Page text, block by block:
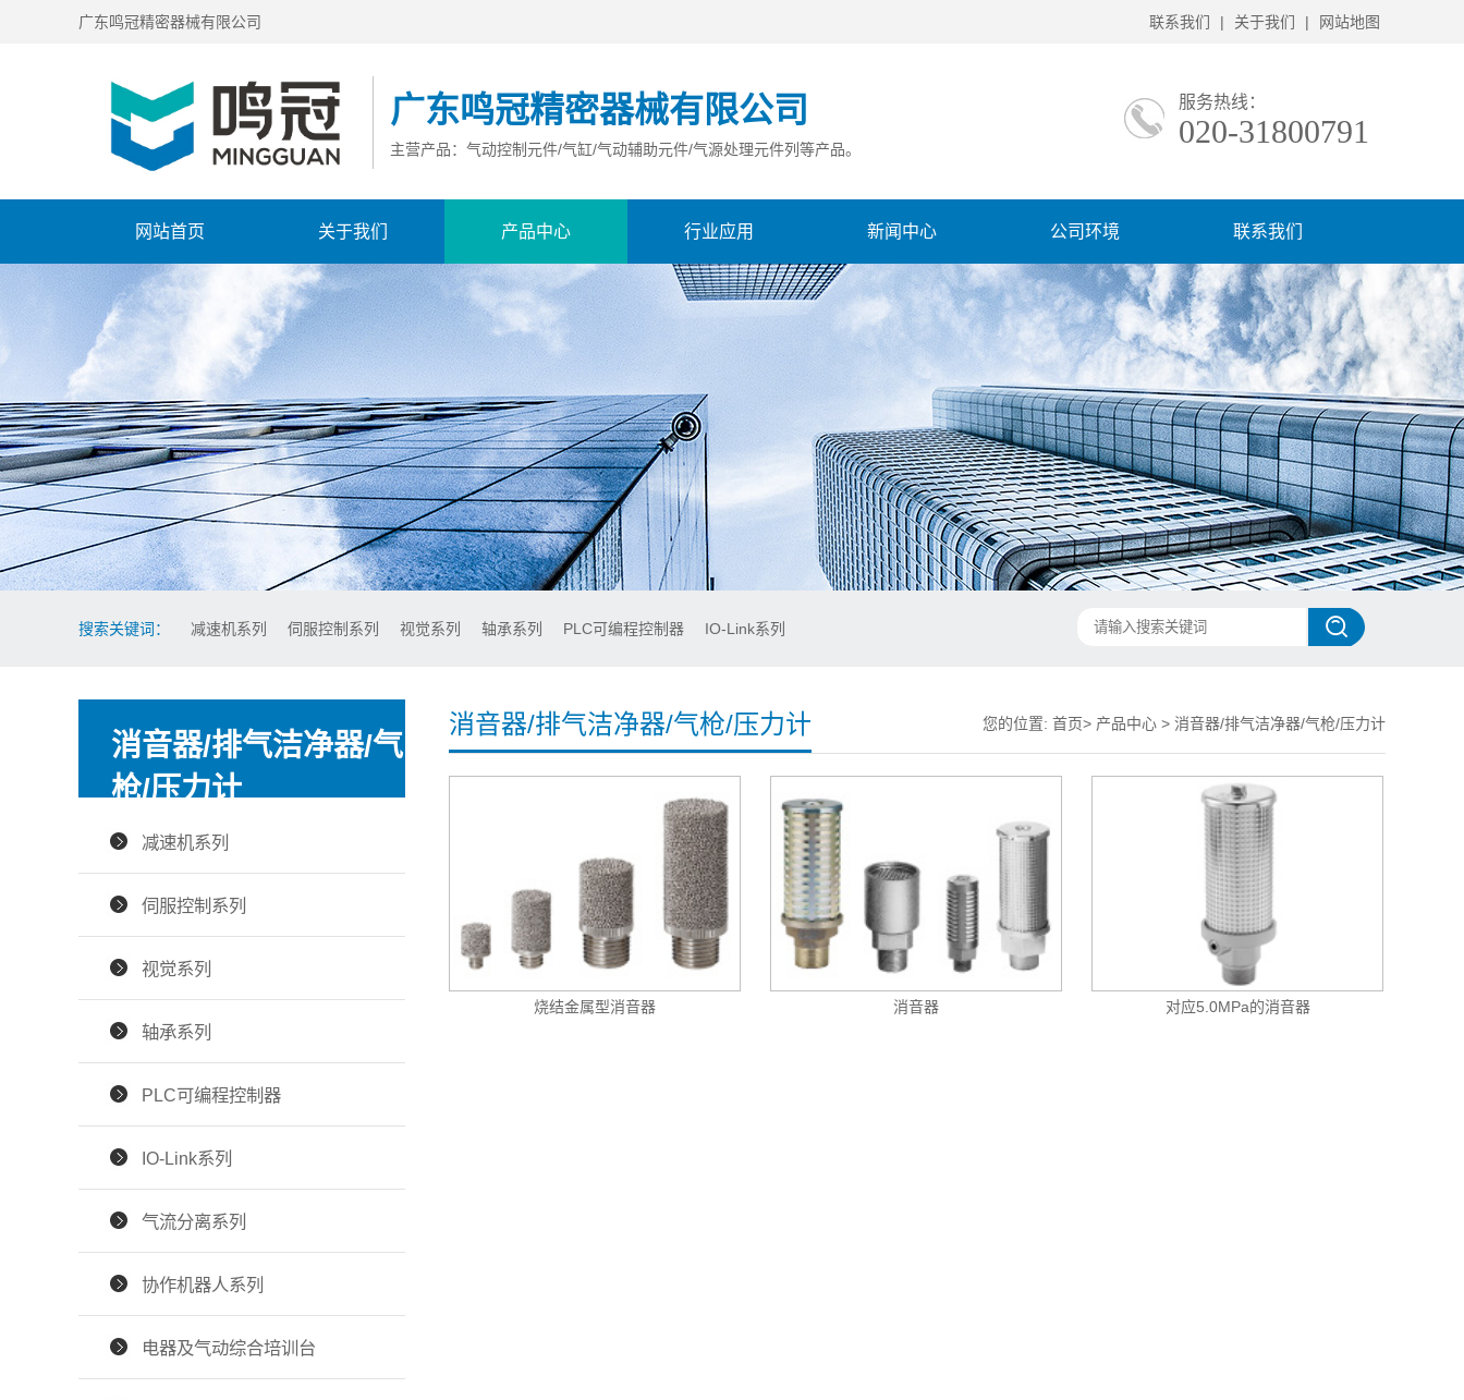
广东鸣冠精密器械有限公司 联系我们 | 关于我们 | 网站地图
广东鸣冠精密器械有限公司
主营产品：气动控制元件/气缸/气动辅助元件/气源处理元件列等产品。
服务热线：
020-31800791
网站首页 关于我们 产品中心 行业应用 新闻中心 公司环境 联系我们
搜索关键词： 减速机系列 伺服控制系列 视觉系列 轴承系列 PLC可编程控制器 IO-Link系列
消音器/排气洁净器/气
枪/压力计
减速机系列
伺服控制系列
视觉系列
轴承系列
PLC可编程控制器
IO-Link系列
气流分离系列
协作机器人系列
电器及气动综合培训台
消音器/排气洁净器/气枪/压力计 您的位置: 首页> 产品中心 > 消音器/排气洁净器/气枪/压力计
烧结金属型消音器 消音器 对应5.0MPa的消音器